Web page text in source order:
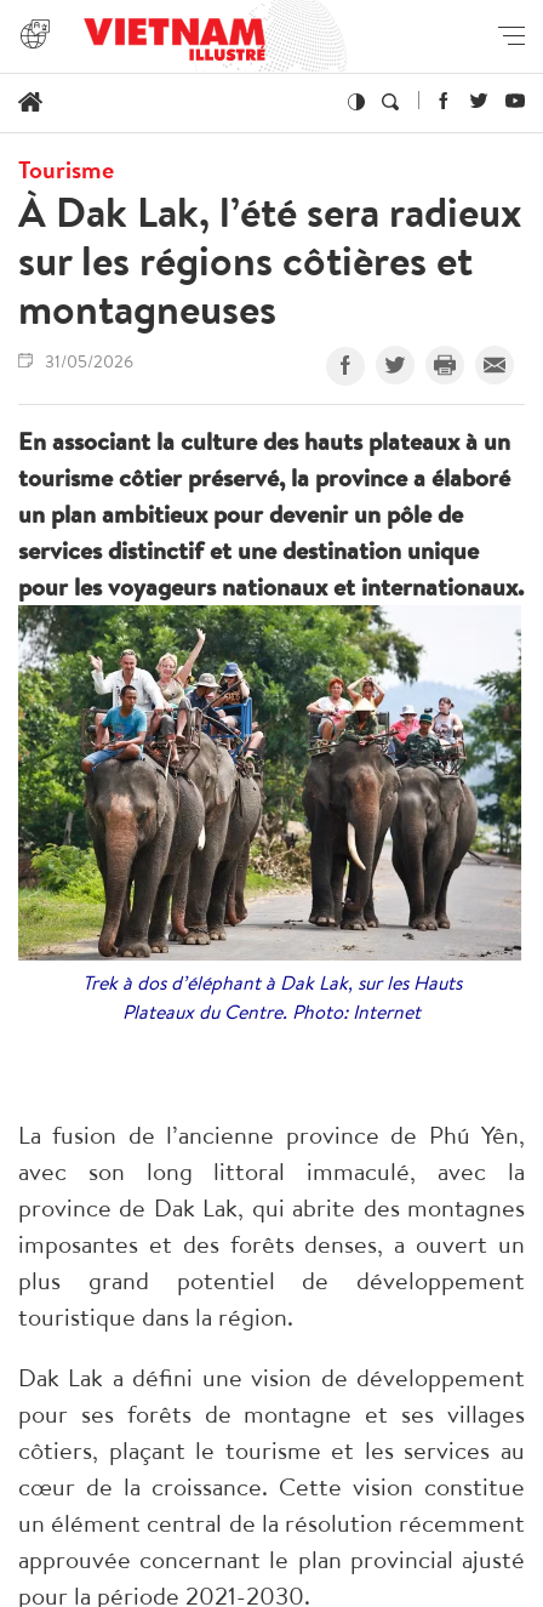
Tourisme
À Dak Lak, l’été sera radieux
sur les régions côtières et
montagneuses
31/05/2026
En associant la culture des hauts plateaux à un
tourisme côtier préservé, la province a élaboré
un plan ambitieux pour devenir un pôle de
services distinctif et une destination unique
pour les voyageurs nationaux et internationaux.
Trek à dos d’éléphant à Dak Lak, sur les Hauts
Plateaux du Centre. Photo: Internet
La fusion de l’ancienne province de Phú Yên,
avec son long littoral immaculé, avec la
province de Dak Lak, qui abrite des montagnes
imposantes et des forêts denses, a ouvert un
plus grand potentiel de développement
touristique dans la région.
Dak Lak a défini une vision de développement
pour ses forêts de montagne et ses villages
côtiers, plaçant le tourisme et les services au
cœur de la croissance. Cette vision constitue
un élément central de la résolution récemment
approuvée concernant le plan provincial ajusté
pour la période 2021-2030.